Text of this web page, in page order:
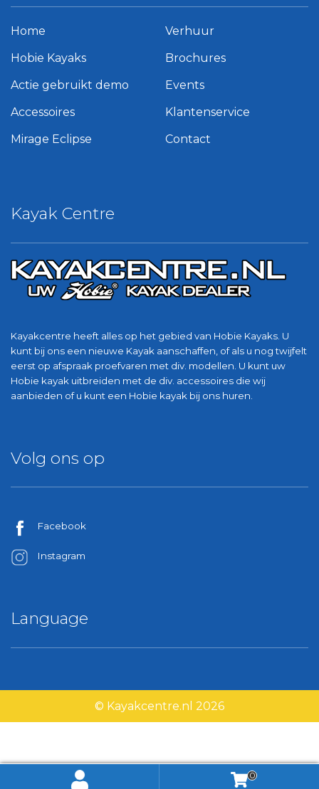
Kayak Centre
Kayakcentre heeft alles op het gebied van Hobie Kayaks. U
kunt bij ons een nieuwe Kayak aanschaffen, of als u nog twijfelt
eerst op afspraak proefvaren met div. modellen. U kunt uw
Hobie kayak uitbreiden met de div. accessoires die wij
aanbieden of u kunt een Hobie kayak bij ons huren.
Home
Hobie Kayaks
Actie gebruikt demo
Accessoires
Mirage Eclipse
Verhuur
Brochures
Events
Klantenservice
Contact
Volg ons op
Facebook
Instagram
Language
© Kayakcentre.nl 2026
0